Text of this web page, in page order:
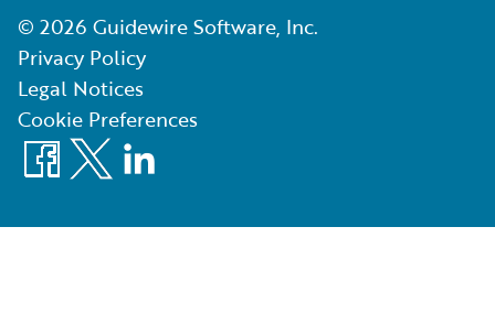
© 2026 Guidewire Software, Inc.
Privacy Policy
Legal Notices
Cookie Preferences
Facebook
X LinkedIn